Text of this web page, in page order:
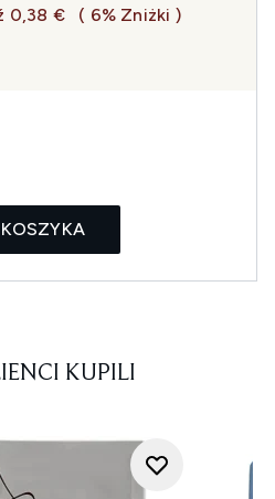
0,38 €
( 6% Zniżki )
KUPILI